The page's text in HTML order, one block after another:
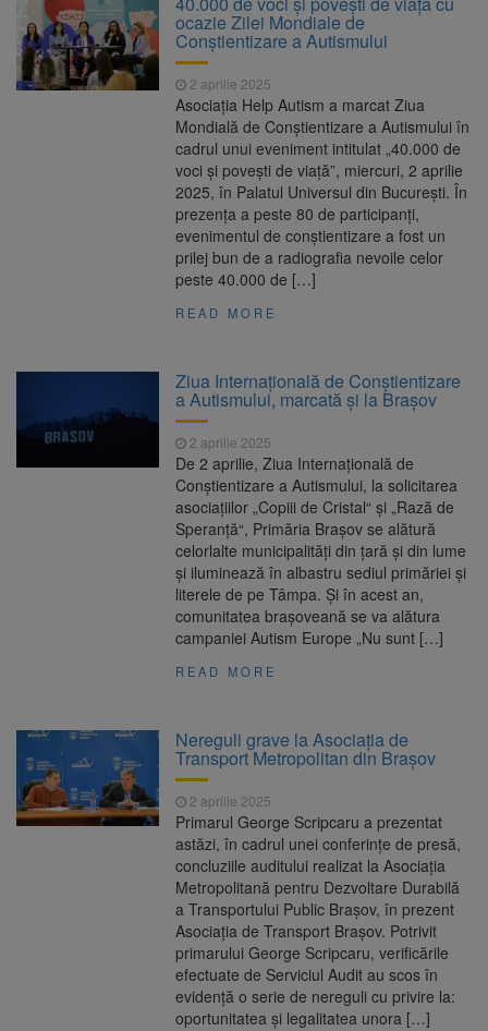
7,50%
7 august 2026
1 octombrie, dată importantă
pentru șoferi și transportatori. Intră în aplicare
noul sistem de taxare rutieră
7 august 2026
7 august, Ziua Internațională
a Berii. Sărbătoarea este marcată în peste
200 de orașe din lume
Facturi mai mari la curent din
toamnă. Unele tarife se apropie de 2 lei/kWh
ocazie Zilei Mondiale de
Conștientizare a Autismului
2 aprilie 2025
Asociația Help Autism a marcat Ziua
Mondială de Conștientizare a Autismului în
cadrul unui eveniment intitulat „40.000 de
voci și povești de viață”, miercuri, 2 aprilie
2025, în Palatul Universul din București. În
prezența a peste 80 de participanți,
evenimentul de conștientizare a fost un
prilej bun de a radiografia nevoile celor
peste 40.000 de […]
READ MORE
Ziua Internațională de Conștientizare
a Autismului, marcată şi la Braşov
2 aprilie 2025
De 2 aprilie, Ziua Internațională de
Conștientizare a Autismului, la solicitarea
asociațiilor „Copiii de Cristal“ și „Rază de
Speranță“, Primăria Brașov se alătură
celorlalte municipalități din țară și din lume
și iluminează în albastru sediul primăriei și
literele de pe Tâmpa. Și în acest an,
comunitatea brașoveană se va alătura
campaniei Autism Europe „Nu sunt […]
READ MORE
Nereguli grave la Asociația de
Transport Metropolitan din Brașov
2 aprilie 2025
Primarul George Scripcaru a prezentat
astăzi, în cadrul unei conferințe de presă,
concluziile auditului realizat la Asociația
Metropolitană pentru Dezvoltare Durabilă
a Transportului Public Brașov, în prezent
Asociația de Transport Brașov. Potrivit
primarului George Scripcaru, verificările
efectuate de Serviciul Audit au scos în
evidență o serie de nereguli cu privire la:
oportunitatea și legalitatea unora […]